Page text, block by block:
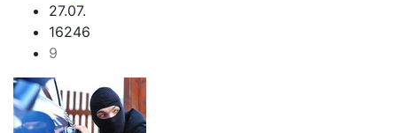
27.07.
16246
9